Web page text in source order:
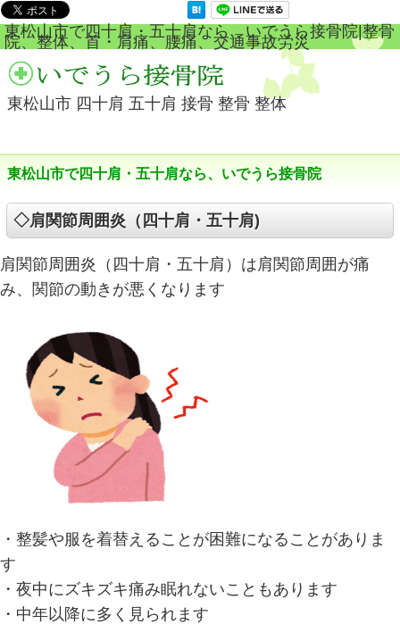
東松山市で四十肩・五十肩なら、いでうら接骨院|整骨
院、整体、首・肩痛、腰痛、交通事故労災
東松山市 四十肩 五十肩 接骨 整骨 整体
東松山市で四十肩・五十肩なら、いでうら接骨院
◇肩関節周囲炎（四十肩・五十肩)
肩関節周囲炎（四十肩・五十肩）は肩関節周囲が痛
み、関節の動きが悪くなります
・整髪や服を着替えることが困難になることがありま
す
・夜中にズキズキ痛み眠れないこともあります
・中年以降に多く見られます